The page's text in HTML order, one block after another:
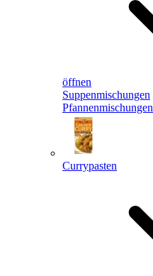
öffnen
Suppenmischungen
Pfannenmischungen
Currypasten